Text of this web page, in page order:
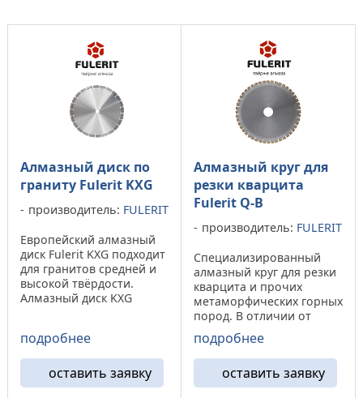
Алмазный диск по
граниту Fulerit KXG
производитель: FULERIT
Европейский алмазный
диск Fulerit KXG подходит
для гранитов средней и
высокой твёрдости.
Алмазный диск KXG
реза На алмазный круг
КXG установлен
высококонцентрированн
ый алмазный сегмент
подробнее
оставить заявку
Алмазный круг для
резки кварцита
Fulerit Q-B
производитель: FULERIT
Специализированный
алмазный круг для резки
кварцита и прочих
метаморфических горных
пород. В отличии от
большинства алмазных
дисков способен
разрезать изделия даже
из чистого кварца. В
режущий спектр
подробнее
оставить заявку